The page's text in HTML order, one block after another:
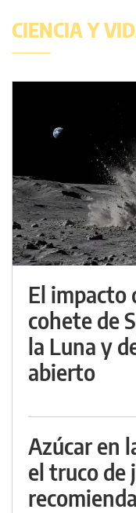
CIENCIA Y
El impacto
cohete de
la Luna y
abierto
Azúcar en
el truco de